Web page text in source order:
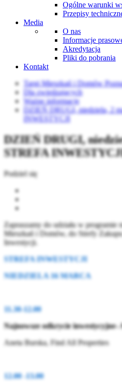
Ogólne warunki
Przepisy
Media
O nas
Informacje
Akredytacja
Pliki do pobrania
Kontakt
Targi Mieszkań i Domów
Dla zwiedzających
Ważne informacje
DZIEŃ DRUGI, niedziela, 2
INWESTYCJI
DZIEŃ DRUGI,
STREFA
Podziel się
Zapraszamy do udziału w
Mieszkań i Domów, do Strefy
Inwestycji.
STREFA INWESTYCJI
NIEDZIELA 16 MARCA
11.30-12.00
Najnowsze odkrycie inwestycyjne-
Aneta Burska, Find All Properties
12.00 -13.00